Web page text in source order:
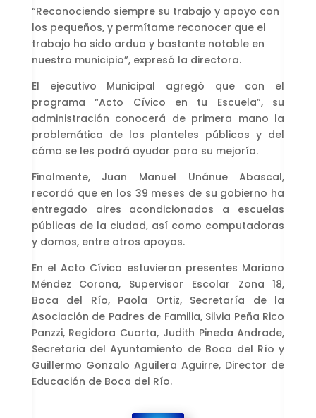
“Reconociendo siempre su trabajo y apoyo con
los pequeños, y permítame reconocer que el
trabajo ha sido arduo y bastante notable en
nuestro municipio”, expresó la directora.
El ejecutivo Municipal agregó que con el
programa “Acto Cívico en tu Escuela”, su
administración conocerá de primera mano la
problemática de los planteles públicos y del
cómo se les podrá ayudar para su mejoría.
Finalmente, Juan Manuel Unánue Abascal,
recordó que en los 39 meses de su gobierno ha
entregado aires acondicionados a escuelas
públicas de la ciudad, así como computadoras
y domos, entre otros apoyos.
En el Acto Cívico estuvieron presentes Mariano
Méndez Corona, Supervisor Escolar Zona 18,
Boca del Río, Paola Ortiz, Secretaría de la
Asociación de Padres de Familia, Silvia Peña Rico
Panzzi, Regidora Cuarta, Judith Pineda Andrade,
Secretaria del Ayuntamiento de Boca del Río y
Guillermo Gonzalo Aguilera Aguirre, Director de
Educación de Boca del Río.